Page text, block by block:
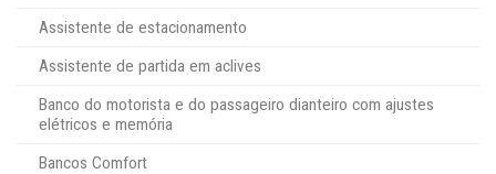
Assistente de estacionamento
Assistente de partida em aclives
Banco do motorista e do passageiro dianteiro com ajustes
elétricos e memória
Bancos Comfort